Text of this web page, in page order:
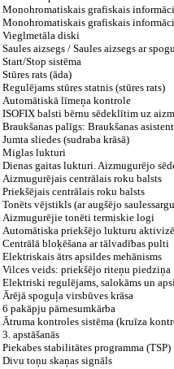
Monohromatiskais grafiskais
Monohromatiskais grafiskais
Vieglmetāla diski
Saules aizsegs / Saules aizsegs ar
Start/Stop sistēma
Stūres rats (āda)
Regulējams stūres statnis (stūres rats)
Automātiskā līmeņa kontrole
ISOFIX balsti bērnu sēdeklītim uz
Braukšanas palīgs: Braukšanas
Jumta sliedes (sudraba krāsā)
Miglas lukturi
Dienas gaitas lukturi. Aizmugurējo
Aizmugurējais centrālais roku balsts
Priekšējais centrālais roku balsts
Tonēts vējstikls (ar augšējo
Aizmugurējie tonēti termiskie logi
Automātiska priekšējo lukturu
Centrālā bloķēšana ar tālvadības pulti
Elektriskais ātrs apsildes mehānisms
Vilces veids: priekšējo riteņu piedziņa
Elektriski regulējams, salokāms un
Ārējā spoguļa virsbūves krāsa
6 pakāpju pārnesumkārba
Ātruma kontroles sistēma (kruīza
3. apstāšanās
Piekabes stabilitātes programma (TSP)
Divu toņu skaņas signāls